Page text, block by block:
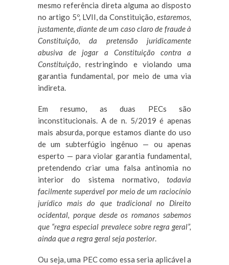
mesmo referência direta alguma ao disposto
no artigo 5º, LVII, da Constituição, estaremos,
justamente, diante de um caso claro de fraude à
Constituição, da pretensão juridicamente
abusiva de jogar a Constituição contra a
Constituição, restringindo e violando uma
garantia fundamental, por meio de uma via
indireta.
Em resumo, as duas PECs são
inconstitucionais. A de n. 5/2019 é apenas
mais absurda, porque estamos diante do uso
de um subterfúgio ingênuo — ou apenas
esperto — para violar garantia fundamental,
pretendendo criar uma falsa antinomia no
interior do sistema normativo, todavia
facilmente superável por meio de um raciocínio
jurídico mais do que tradicional no Direito
ocidental, porque desde os romanos sabemos
que “regra especial prevalece sobre regra geral”,
ainda que a regra geral seja posterior.
Ou seja, uma PEC como essa seria aplicável a